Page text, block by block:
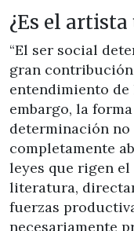
¿Es el
“El ser social
gran
entendimiento
embargo, la
determinación no
completamente
leyes que rigen
literatura,
fuerzas
necesariamente